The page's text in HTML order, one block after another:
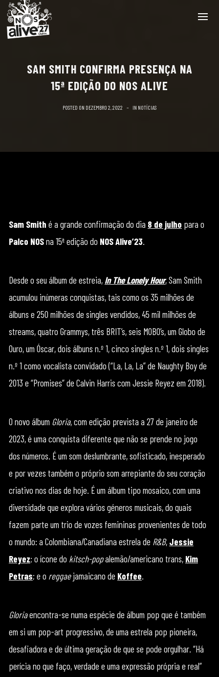
SAM SMITH CONFIRMA PRESENÇA NA
15ª EDIÇÃO DO NOS ALIVE
POSTED ON DEZEMBRO 2, 2022 IN NOTÍCIAS
Sam Smith é a grande confirmação do dia 8 de julho para o
Palco NOSna 15ª edição do NOS Alive’23.
Desde o seu álbum de estreia, In The Lonely Hour, Sam Smith
acumulou inúmeras conquistas, tais como os 35 milhões de
álbuns e 250 milhões de singles vendidos, 45 mil milhões de
streams, quatro Grammys, três BRIT’s, seis MOBO’s, um Globo de
Ouro, um Óscar, dois álbuns n.º 1, cinco singles n.º 1, dois singles
n.º 1 como vocalista convidado (“La, La, La” de Naughty Boy de
2013 e “Promises” de Calvin Harris com Jessie Reyez em 2018).
O novo álbum Gloria, com edição prevista a 27 de janeiro de
2023, é uma conquista diferente que não se prende no jogo
dos números. É um som deslumbrante, sofisticado, inesperado
e por vezes também o próprio som arrepiante do seu coração
criativo nos dias de hoje. É um álbum tipo mosaico, com uma
diversidade que explora vários géneros musicais, do quais
fazem parte um trio de vozes femininas provenientes de todo
o mundo: a Colombiana/Canadiana estrela de R&B, Jessie
Reyez; o ícone do kitsch-popalemão/americano trans, Kim
Petras; e o reggaejamaicano de Koffee.
Gloriaencontra-se numa espécie de álbum pop que é também
em si um pop-art progressivo, de uma estrela pop pioneira,
desafiadora e de última geração de que se pode orgulhar. “Há
perícia no que faço, verdade e uma expressão própria e real”